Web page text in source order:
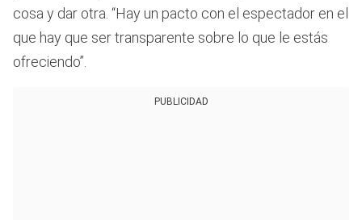
cosa y dar otra. “Hay un pacto con el espectador en el
que hay que ser transparente sobre lo que le estás
ofreciendo”.
PUBLICIDAD